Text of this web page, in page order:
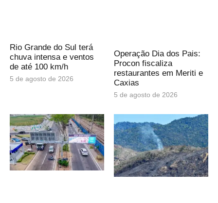
Rio Grande do Sul terá
chuva intensa e ventos
de até 100 km/h
5 de agosto de 2026
Operação Dia dos Pais:
Procon fiscaliza
restaurantes em Meriti e
Caxias
5 de agosto de 2026